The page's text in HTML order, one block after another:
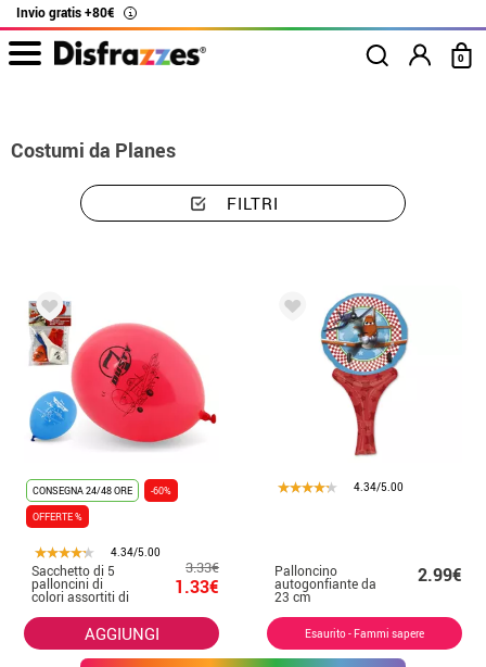
Invio gratis +80€ i
0
Costumi da Planes
FILTRI
CONSEGNA 24/48 ORE
-60%
OFFERTE %
4.34/5.00
Sacchetto di 5
palloncini di
colori assortiti di
3.33€
1.33€
AGGIUNGI
4.34/5.00
Palloncino
autogonfiante da
23 cm
2.99€
Esaurito - Fammi sapere